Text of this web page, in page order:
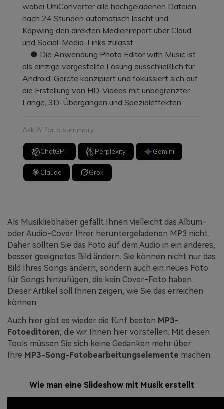
wobei UniConverter alle hochgeladenen Dateien
nach 24 Stunden automatisch löscht und
Kapwing den direkten Medienimport über Cloud-
und Social-Media-Links zulässt.
● Die Anwendung Photo Editor with Music ist
als einzige vorgestellte Lösung ausschließlich für
Android-Geräte konzipiert und fokussiert sich auf
die Erstellung von HD-Videos mit unbegrenzter
Länge, 3D-Übergängen und Spezialeffekten.
Ask AI for a summary
ChatGPT Perplexity Gemini
Claude Grok
Als Musikliebhaber gefällt Ihnen vielleicht das Album-
oder Audio-Cover Ihrer heruntergeladenen MP3 nicht.
Daher sollten Sie das Foto auf dem Audio in ein anderes,
besser geeignetes Bild ändern. Sie können nicht nur das
Bild Ihres Songs ändern, sondern auch ein neues Foto
für Songs hinzufügen, die kein Cover-Foto haben.
Dieser Artikel soll Ihnen zeigen, wie Sie das erreichen
können.
Auch hier gibt es wieder die fünf besten MP3-
Fotoeditoren, die wir Ihnen hier vorstellen. Mit diesen
Tools müssen Sie sich keine Gedanken mehr über
Ihre MP3-Song-Fotobearbeitungselemente machen.
Wie man eine Slideshow mit Musik erstellt